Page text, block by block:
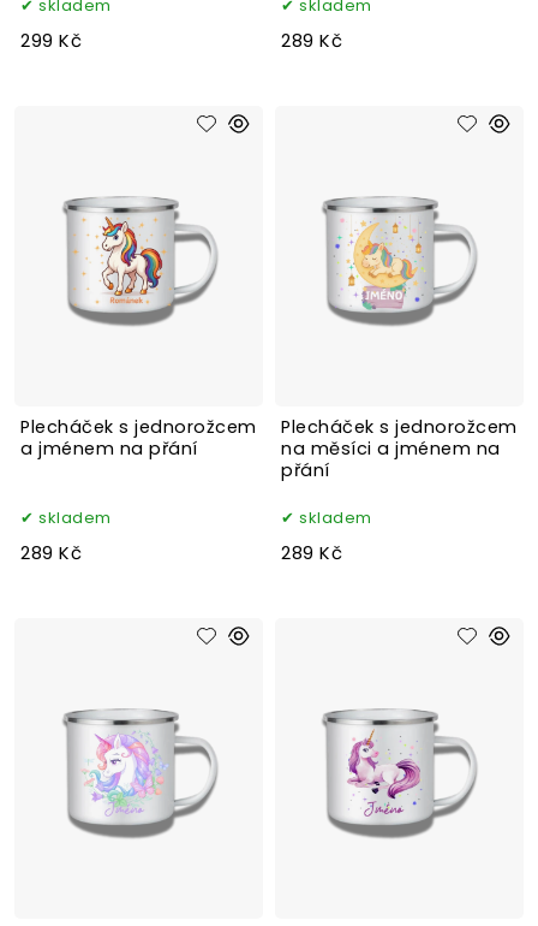
skladem
299 Kč
skladem
289 Kč
Plecháček s jednorožcem
a jménem na přání
skladem
289 Kč
Plecháček s jednorožcem
na měsíci a jménem na
přání
skladem
289 Kč